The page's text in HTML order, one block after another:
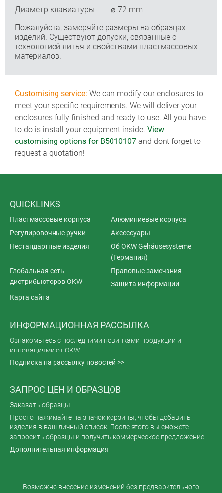
Диаметр клавиатуры
⌀ 72 mm
Пожалуйста, замеряйте размеры на образцах
изделий. Существуют допуски, связанные с
технологией литья и свойствами пластмассовых
материалов.
Customising service: We can modify our enclosures to
meet your specific requirements. We will deliver your
enclosures fully finished and ready to use. All you have
to do is install your equipment inside. View
customising options for B5010107 and dont forget to
request a quotation!
QUICKLINKS
Пластмассовые корпуса
Алюминиевые корпуса
Регулировочные ручки
Аксессуары
Нестандартные изделия
Об OKW Gehäusesysteme
(Германия)
Глобальная сеть
дистрибьюторов OKW
Правовые замечания
Защита информации
Карта сайта
ИНФОРМАЦИОННАЯ РАССЫЛКА
Ознакомьтесь с последними новинками продукции и
инновациями от OKW
Подписка на рассылку новостей >>
ЗАПРОС ЦЕН И ОБРАЗЦОВ
Заказать образцы
Просто нажимайте на значок корзины, чтобы добавить
изделия в ваш личный список. После этого вы сможете
запросить образцы и получить коммерческое предложение.
Дополнительная информация
Возможно внесение изменений без предварительного